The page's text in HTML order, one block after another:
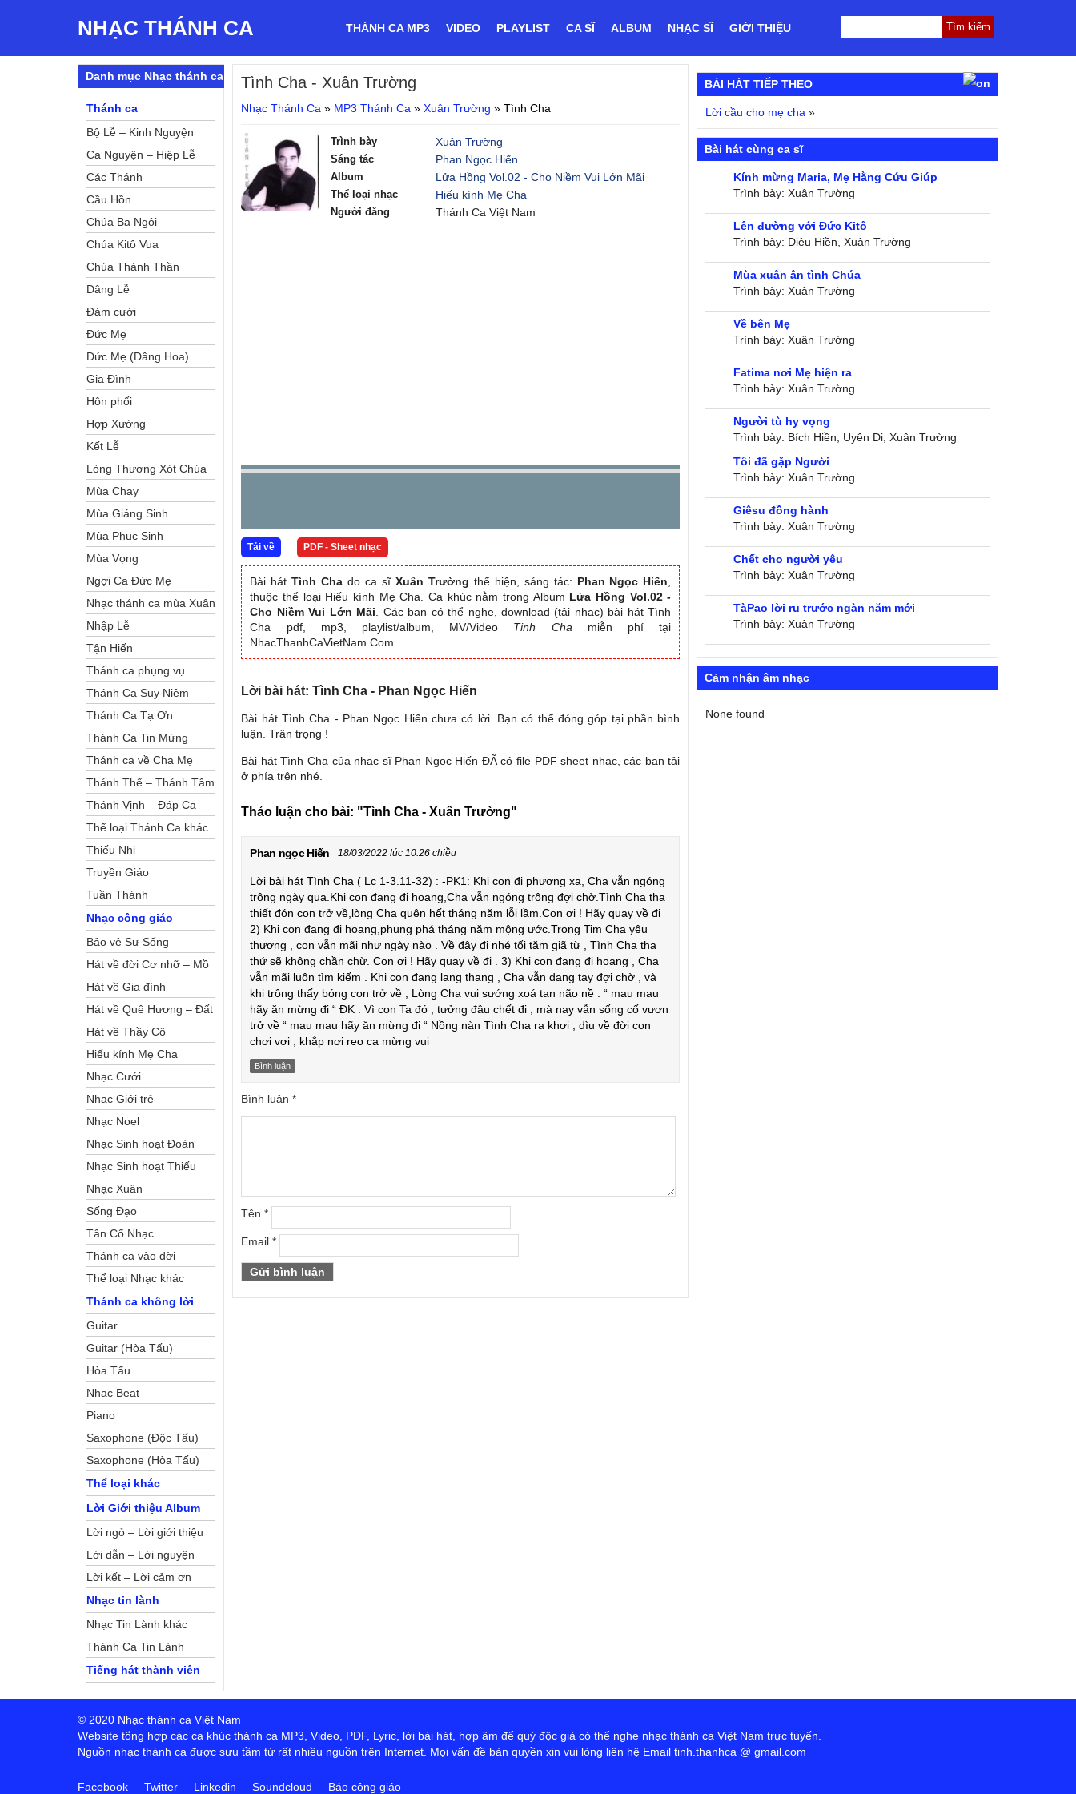
NHẠC THÁNH CA THÁNH CA MP3 VIDEO PLAYLIST CA SĨ ALBUM NHẠC SĨ GIỚI THIỆU
Tình Cha - Xuân Trường
Nhạc Thánh Ca » MP3 Thánh Ca »Xuân Trường »Tình Cha
Trình bày Xuân Trường
Sáng tác Phan Ngọc Hiến
Album Lửa Hồng Vol.02 - Cho Niềm Vui Lớn Mãi
Thể loại nhạc Hiếu kính Mẹ Cha
Người đăng Thánh Ca Việt Nam
Tải về PDF - Sheet nhạc
Bài hátTình Cha do ca sĩ Xuân Trường thể hiện, sáng tác: Phan Ngọc Hiến
thuộc thể loại Hiếu kính Mẹ Cha. Ca khúc nằm trong Album Lửa Hồng Vol.02 -
Cho Niềm Vui Lớn Mãi . Các bạn có thể nghe, download (tải nhạc) bài hát Tình
Cha pdf, mp3, playlist/album, MV/Video Tinh Cha miễn phí tại
NhacThanhCaVietNam.Com.
Lời bài hát: Tình Cha - Phan Ngọc Hiến
Bài hát Tình Cha - Phan Ngọc Hiến chưa có lời. Bạn có thể đóng góp tại phần bình
luận. Trân trọng !
Bài hát Tình Cha của nhạc sĩ Phan Ngọc Hiến ĐÃ có file PDF sheet nhạc, các bạn tải
ở phía trên nhé.
Thảo luận cho bài: "Tình Cha - Xuân Trường"
Phan ngọc Hiến 18/03/2022 lúc 10:26 chiều
Lời bài hát Tình Cha ( Lc 1-3.11-32) : -PK1: Khi con đi phương xa, Cha vẫn ngóng
trông ngày qua.Khi con đang đi hoang,Cha vẫn ngóng trông đợi chờ.Tình Cha tha
thiết đón con trở về,lòng Cha quên hết tháng năm lỗi lầm.Con ơi ! Hãy quay về đi
2) Khi con đang đi hoang,phung phá tháng năm mộng ước.Trong Tim Cha yêu
thương , con vẫn mãi như ngày nào . Về đây đi nhé tối tăm giã từ , Tình Cha tha
thứ sẽ không chần chừ. Con ơi ! Hãy quay về đi . 3) Khi con đang đi hoang , Cha
vẫn mãi luôn tìm kiếm . Khi con đang lang thang , Cha vẫn dang tay đợi chờ , và
khi trông thấy bóng con trở về , Lòng Cha vui sướng xoá tan não nề : “ mau mau
hãy ăn mừng đi “ ĐK : Vì con Ta đó , tưởng đâu chết đi , mà nay vẫn sống cố vươn
trở về “ mau mau hãy ăn mừng đi “ Nồng nàn Tình Cha ra khơi , dìu về đời con
chơi vơi , khắp nơi reo ca mừng vui
Bình luận
Bình luận*
Tên*
Email*
Danh mục Nhạc thánh ca
Thánh ca
Bộ Lễ – Kinh Nguyện
Ca Nguyện – Hiệp Lễ
Các Thánh
Cầu Hồn
Chúa Ba Ngôi
Chúa Kitô Vua
Chúa Thánh Thần
Dâng Lễ
Đám cưới
Đức Mẹ
Đức Mẹ (Dâng Hoa)
Gia Đình
Hôn phối
Hợp Xướng
Kết Lễ
Lòng Thương Xót Chúa
Mùa Chay
Mùa Giáng Sinh
Mùa Phục Sinh
Mùa Vọng
Ngợi Ca Đức Mẹ
Nhạc thánh ca mùa Xuân
Nhập Lễ
Tận Hiến
Thánh ca phụng vụ
Thánh Ca Suy Niệm
Thánh Ca Tạ Ơn
Thánh Ca Tin Mừng
Thánh ca về Cha Mẹ
Thánh Thể – Thánh Tâm
Thánh Vịnh – Đáp Ca
Thể loại Thánh Ca khác
Thiếu Nhi
Truyền Giáo
Tuần Thánh
Nhạc công giáo
Bảo vệ Sự Sống
Hát về đời Cơ nhỡ – Mồ
côi
Hát về Gia đình
Hát về Quê Hương – Đất
Nước
Hát về Thầy Cô
Hiếu kính Mẹ Cha
Nhạc Cưới
Nhạc Giới trẻ
Nhạc Noel
Nhạc Sinh hoạt Đoàn
Thể Công Giáo
Nhạc Sinh hoạt Thiếu
Nhi
Nhạc Xuân
Sống Đạo
Tân Cổ Nhạc
Thánh ca vào đời
Thể loại Nhạc khác
Thánh ca không lời
Guitar
Guitar (Hòa Tấu)
Hòa Tấu
Nhạc Beat
Piano
Saxophone (Độc Tấu)
Saxophone (Hòa Tấu)
Thể loại khác
Lời Giới thiệu Album
Lời ngỏ – Lời giới thiệu
Lời dẫn – Lời nguyện
Lời kết – Lời cảm ơn
Nhạc tin lành
Nhạc Tin Lành khác
Thánh Ca Tin Lành
Tiếng hát thành viên
BÀI HÁT TIẾP THEO
Lời cầu cho mẹ cha »
Bài hát cùng ca sĩ
Kính mừng Maria, Mẹ Hằng Cứu Giúp
Trình bày: Xuân Trường
Lên đường với Đức Kitô
Trình bày: Diệu Hiền, Xuân Trường
Mùa xuân ân tình Chúa
Trình bày: Xuân Trường
Về bên Mẹ
Trình bày: Xuân Trường
Fatima nơi Mẹ hiện ra
Trình bày: Xuân Trường
Người tù hy vọng
Trình bày: Bích Hiền, Uyên Di, Xuân Trường
Tôi đã gặp Người
Trình bày: Xuân Trường
Giêsu đồng hành
Trình bày: Xuân Trường
Chết cho người yêu
Trình bày: Xuân Trường
TàPao lời ru trước ngàn năm mới
Trình bày: Xuân Trường
Cảm nhận âm nhạc
None found
© 2020 Nhạc thánh ca Việt Nam
Website tổng hợp các ca khúc thánh ca MP3, Video, PDF, Lyric, lời bài hát, hợp âm để quý độc giả có thể nghe nhạc thánh ca Việt Nam trực tuyến.
Nguồn nhạc thánh ca được sưu tầm từ rất nhiều nguồn trên Internet. Mọi vấn đề bản quyền xin vui lòng liên hệ Email tinh.thanhca @ gmail.com
Facebook Twitter Linkedin Soundcloud Báo công giáo